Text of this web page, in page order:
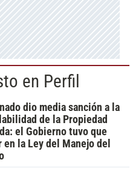
en Perfil
dio media sanción a la
de la Propiedad
el Gobierno tuvo que
en la Ley del Manejo del